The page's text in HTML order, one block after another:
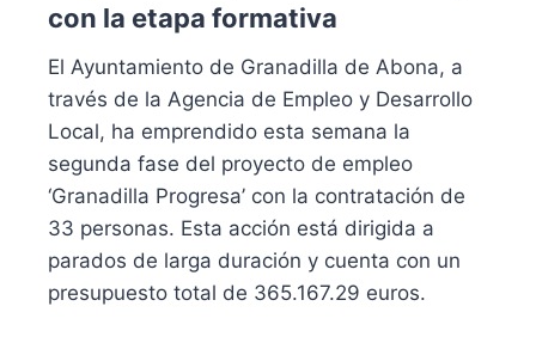
con la etapa formativa
El Ayuntamiento de Granadilla de Abona, a
través de la Agencia de Empleo y Desarrollo
Local, ha emprendido esta semana la
segunda fase del proyecto de empleo
‘Granadilla Progresa’ con la contratación de
33 personas. Esta acción está dirigida a
parados de larga duración y cuenta con un
presupuesto total de 365.167.29 euros.